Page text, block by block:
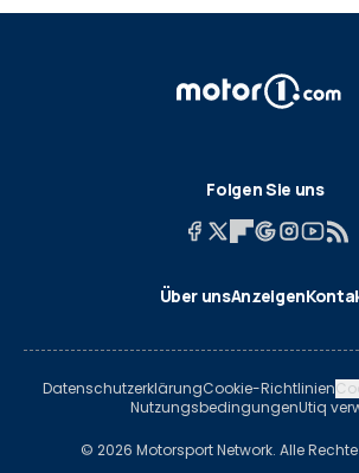
Folgen Sie uns
Über unsAnzeigen
DatenschutzerklärungCookie-Richtlinien
NutzungsbedingungenUtiq
© 2026 Motorsport Network. Alle